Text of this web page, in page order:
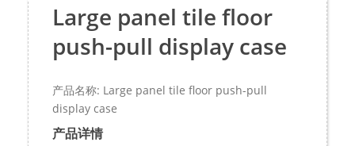
Large panel tile floor
push-pull display case
产品名称: Large panel tile floor push-pull
display case
产品详情